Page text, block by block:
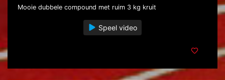
Mooie dubbele compound met ruim 3 kg kruit
Speel video